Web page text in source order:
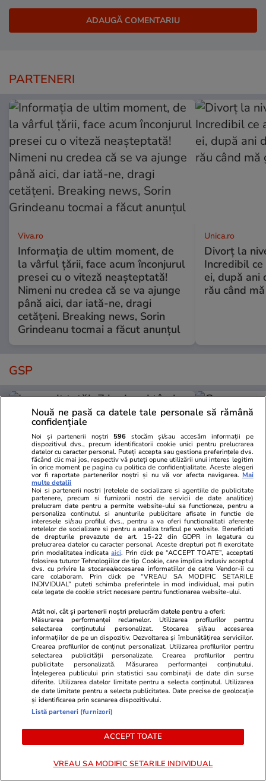
PARTENERI
Viva.ro
Informația de ultim moment, de
la vârful țării, face acum înconjurul
presei cu o viteză neașteptată!
Nimeni nu credea că se va ajunge
până aici, dar iată-ne, dragi
cetățeni. Breaking news, Sorin
Grindeanu tocmai a făcut anunțul
Unica.ro
Divorț la
Incredibil
ei, după ani
rău când
GSP
GSP.RO
I-a murit tatăl, 7 luni mai târziu
fratele, și a decis să-și încheie
cariera de succes » Fostul
internațional este astăzi grădinar
GSP.RO
Ce se
Locul unde
șters din
de ani, cu
PARTENERI
Nouă ne pasă ca datele tale personale să rămână
confidențiale
Noi și partenerii noștri 596 stocăm și/sau accesăm informații pe
dispozitivul dvs., precum identificatorii cookie unici pentru prelucrarea
datelor cu caracter personal. Puteți accepta sau gestiona preferințele dvs.
făcând clic mai jos, respectiv vă puteți opune utilizării unui interes legitim
în orice moment pe pagina cu politica de confidențialitate. Aceste alegeri
vor fi raportate partenerilor noștri și nu vă vor afecta navigarea. Mai
multe detalii
Noi si partenerii nostri (retelele de socializare si agentiile de publicitate
partenere, precum si furnizorii nostri de servicii de date analitice)
prelucram date pentru a permite website-ului sa functioneze, pentru a
personaliza continutul si anunturile publicitare afisate in functie de
interesele si/sau profilul dvs., pentru a va oferi functionalitati aferente
retelelor de socializare si pentru a analiza traficul pe website. Beneficiati
de drepturile prevazute de art. 15-22 din GDPR in legatura cu
prelucrarea datelor cu caracter personal. Aceste drepturi pot fi exercitate
prin modalitatea indicataaici. Prin click pe “ACCEPT TOATE”, acceptati
folosirea tuturor Tehnologiilor de tip Cookie, care implica inclusiv acceptul
dvs. cu privire la stocarea/accesarea informatiilor de catre Vendor-ii cu
care colaboram. Prin click pe “VREAU SA MODIFIC SETARILE
INDIVIDUAL” puteti schimba preferintele in mod individual, mai putin
cele legate de cookie strict necesare pentru functionarea website-ului.
Atât noi, cât și partenerii noștri prelucrăm datele pentru a oferi:
Măsurarea performanței reclamelor. Utilizarea profilurilor pentru
selectarea conținutului personalizat. Stocarea și/sau accesarea
informațiilor de pe un dispozitiv. Dezvoltarea și îmbunătățirea serviciilor.
Crearea profilurilor de conținut personalizat. Utilizarea profilurilor pentru
selectarea publicității personalizate. Crearea profilurilor pentru
publicitate personalizată. Măsurarea performanței conținutului.
Înțelegerea publicului prin statistici sau combinații de date din surse
diferite. Utilizarea datelor limitate pentru a selecta conținutul. Utilizarea
de date limitate pentru a selecta publicitatea. Date precise de geolocație
și identificarea prin scanarea dispozitivului.
Listă parteneri (furnizori)
ACCEPT TOATE
VREAU SA MODIFIC SETARILE INDIVIDUAL